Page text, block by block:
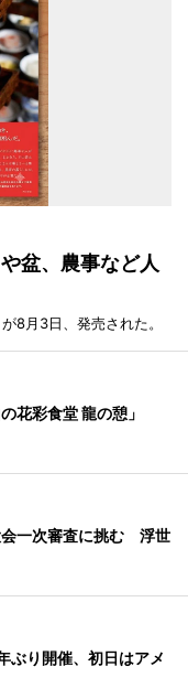
盆、農事など人
8月3日、発売された。
花彩食堂 龍の憩」
会一次審査に挑む 浮世
り開催、初日はアメ